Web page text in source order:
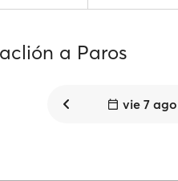
a Paros
vie 7 ago